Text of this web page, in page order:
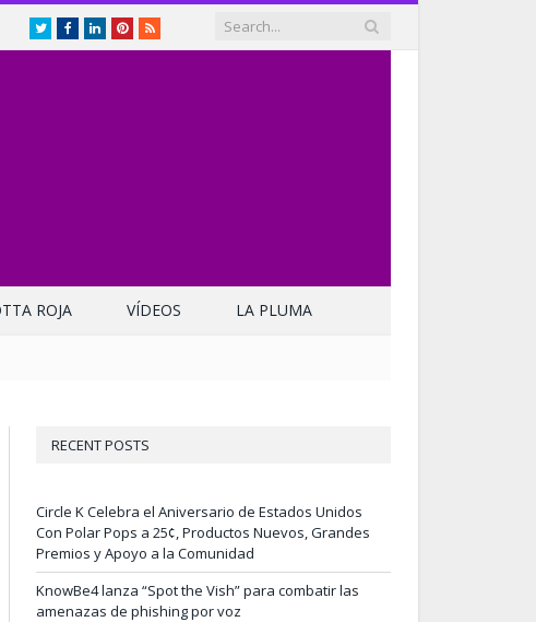
TwitterFacebookLinkedInPinterest
RSS
ROJA VÍDEOS LA PLUMA
RECENT POSTS
Circle K Celebra el Aniversario de Estados Unidos
Con Polar Pops a 25¢, Productos Nuevos, Grandes
Premios y Apoyo a la Comunidad
KnowBe4 lanza “Spot the Vish” para combatir las
amenazas de phishing por voz